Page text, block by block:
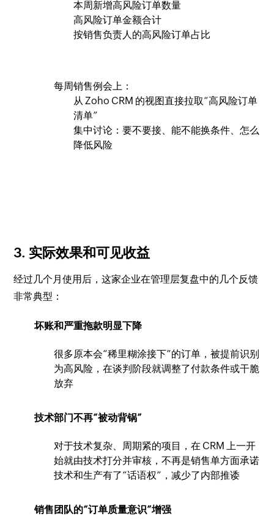
本周新增高风险订单数量
高风险订单金额合计
按销售负责人的高风险订单占比
每周销售例会上：
从 Zoho CRM 的视图直接拉取“高风险订单
清单”
集中讨论：要不要接、能不能换条件、怎么
降低风险
3. 实际效果和可见收益
经过几个月使用后，这家企业在管理层复盘中的几个反馈
非常典型：
坏账和严重拖款明显下降
很多原本会“稀里糊涂接下”的订单，被提前识别
为高风险，在谈判阶段就调整了付款条件或干脆
放弃
技术部门不再“被动背锅”
对于技术复杂、周期紧的项目，在 CRM 上一开
始就由技术打分并审核，不再是销售单方面承诺
技术和生产有了“话语权”，减少了内部推诿
销售团队的“订单质量意识”增强